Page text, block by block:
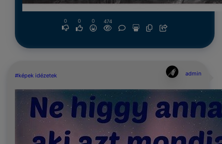
0 0 0 474
#képek idézetek admin